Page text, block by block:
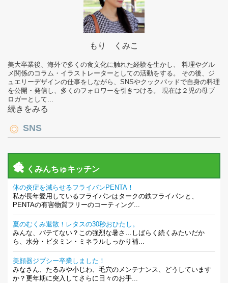
もり くみこ
美大卒業後、海外で多くの食文化に触れた経験を生かし、 料理やグル
メ関係のコラム・イラストレーターとしての活動をする。 その後、ジ
ュエリーデザインの仕事をしながら、SNSやクックパッドで自身の料理
を公開・発信し、多くのフォロワーを引きつける。 現在は２児の母ブ
ロガーとして...
続きをみる
SNS
くみんちゅキッチン
体の炎症を減らせるフライパンPENTA！
私が長年愛用しているフライパンはタークの鉄フライパンと、
PENTAの有害物質フリーのコーティング...
夏のむくみ退散！レタスの30秒おひたし。
みんな、バテてない？この強烈な暑さ…しばらく続くみたいだか
ら、水分・ビタミン・ミネラルしっかり補...
美顔器ジプシー卒業しました！
みなさん、たるみや小じわ、毛穴のメンテナンス、どうしています
か？更年期に突入してさらに日々のお手...